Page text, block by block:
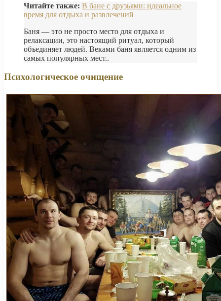
Читайте также: В бане с друзьями: идеальное
время для отдыха и развлечений
Баня — это не просто место для отдыха и
релаксации, это настоящий ритуал, который
объединяет людей. Веками баня является одним из
самых популярных мест..
Психологическое очищение